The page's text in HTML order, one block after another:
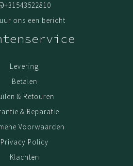
+31543522810
ons een bericht
Levering
Betalen
& Retouren
& Reparatie
Voorwaarden
Privacy Policy
Klachten